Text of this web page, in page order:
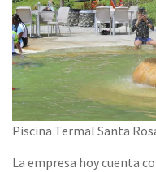
Piscina Termal Santa
La empresa hoy cuenta